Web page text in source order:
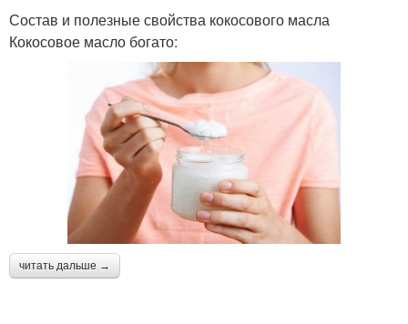
Состав и полезные свойства кокосового масла
Кокосовое масло богато:
читать дальше →